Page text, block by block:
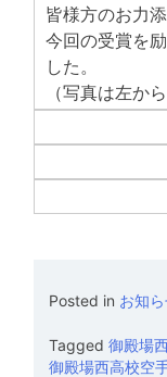
皆様方のお力
今回の受賞を
した。
（写真は左か
Posted in お知
Tagged 御殿場
御殿場西高校空